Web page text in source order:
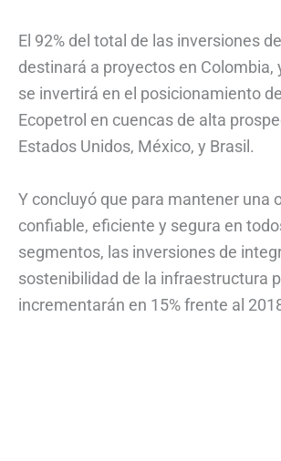
El 92% del total de las inversiones
destinará a proyectos en Colombia,
se invertirá en el posicionamiento
Ecopetrol en cuencas de alta
Estados Unidos, México, y Brasil.
Y concluyó que para mantener una
confiable, eficiente y segura en
segmentos, las inversiones de
sostenibilidad de la infraestructura
incrementarán en 15% frente al